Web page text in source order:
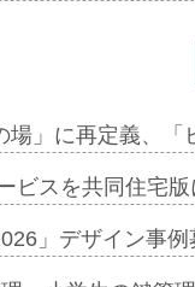
場」に再定義、
ビスを共同住宅
」デザイン事